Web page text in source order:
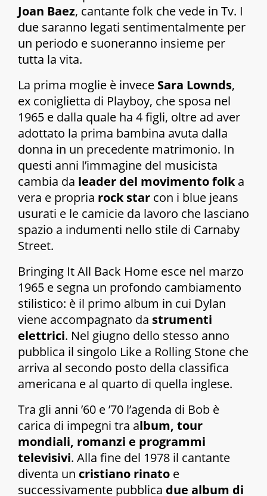
Joan Baez, cantante folk che vede in Tv. I
due saranno legati sentimentalmente per
un periodo e suoneranno insieme per
tutta la vita.
La prima moglie è invece Sara Lownds,
ex coniglietta di Playboy, che sposa nel
1965 e dalla quale ha 4 figli, oltre ad aver
adottato la prima bambina avuta dalla
donna in un precedente matrimonio. In
questi anni l’immagine del musicista
cambia da leader del movimento folka
vera e propria rock star con i blue jeans
usurati e le camicie da lavoro che lasciano
spazio a indumenti nello stile di Carnaby
Street.
Bringing It All Back Home esce nel marzo
1965 e segna un profondo cambiamento
stilistico: è il primo album in cui Dylan
viene accompagnato da strumenti
elettrici. Nel giugno dello stesso anno
pubblica il singolo Like a Rolling Stone che
arriva al secondo posto della classifica
americana e al quarto di quella inglese.
Tra gli anni ’60 e ’70 l’agenda di Bob è
carica di impegni tra album, tour
mondiali, romanzi e programmi
televisivi. Alla fine del 1978 il cantante
diventa un cristiano rinato e
successivamente pubblica due album di